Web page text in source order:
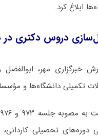
ابلاغ کرد.
دروس دکتری در
خبرگزاری مهر،
تکمیلی دانشگاه‌ها و